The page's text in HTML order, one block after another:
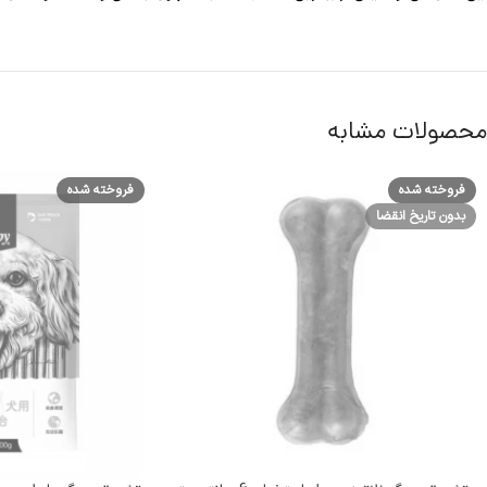
محصولات مشابه
فروخته شده
بدون تاریخ انقضا
فروخته شده